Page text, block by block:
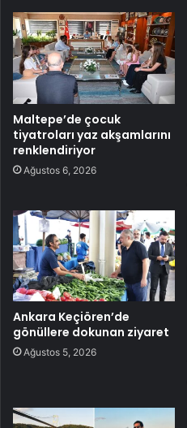
Maltepe’de çocuk
tiyatroları yaz akşamlarını
renklendiriyor
Ağustos 6, 2026
Ankara Keçiören’de
gönüllere dokunan ziyaret
Ağustos 5, 2026